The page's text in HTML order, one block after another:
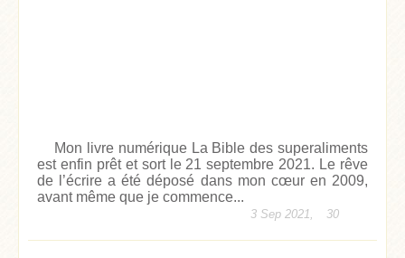
Mon livre numérique La Bible des superaliments
est enfin prêt et sort le 21 septembre 2021. Le rêve
de l’écrire a été déposé dans mon cœur en 2009,
avant même que je commence...
3 Sep 2021, 30